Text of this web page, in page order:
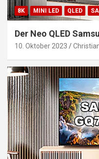
8K MINI LED QLED
Der Neo QLED
10. Oktober 2023